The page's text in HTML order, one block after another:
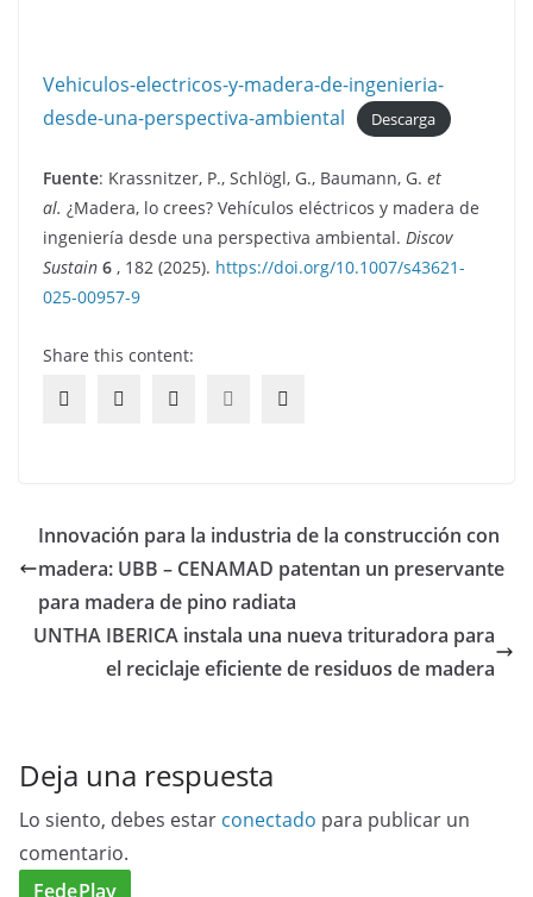
Vehiculos-electricos-y-madera-de-ingenieria-
desde-una-perspectiva-ambiental
Descarga
Fuente: Krassnitzer, P., Schlögl, G., Baumann, G. et
al. ¿Madera, lo crees? Vehículos eléctricos y madera de
ingeniería desde una perspectiva ambiental. Discov
Sustain 6 , 182 (2025). https://doi.org/10.1007/s43621-
025-00957-9
Share this content:
Innovación para la industria de la construcción con
madera: UBB – CENAMAD patentan un preservante
para madera de pino radiata
UNTHA IBERICA instala una nueva trituradora para
el reciclaje eficiente de residuos de madera
Deja una respuesta
Lo siento, debes estar conectado para publicar un
comentario.
FedePlay